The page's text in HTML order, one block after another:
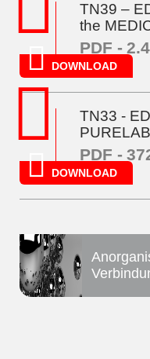
TN39 –
the
PDF -
DOWNLOAD
TN33 -
PDF -
DOWNLOAD